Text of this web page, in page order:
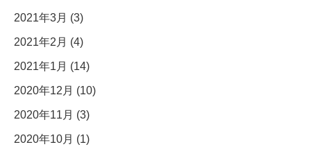
2021年3月 (3)
2021年2月 (4)
2021年1月 (14)
2020年12月 (10)
2020年11月 (3)
2020年10月 (1)